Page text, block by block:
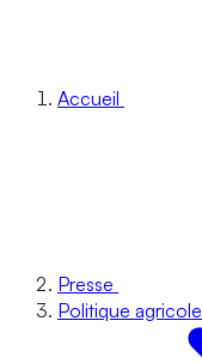
Accueil
Presse
Politique agricole